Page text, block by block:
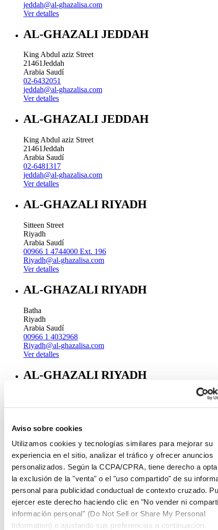
Aviso sobre cookies
Utilizamos cookies y tecnologías similares para mejorar su
experiencia en el sitio, analizar el tráfico y ofrecer anuncios
personalizados. Según la CCPA/CPRA, tiene derecho a
la exclusión de la "venta" o el "uso compartido" de su
personal para publicidad conductual de contexto cruzado.
ejercer este derecho haciendo clic en "No vender ni
información personal" (Do Not Sell or Share My Personal
Information) o ajustando sus preferencias a continuación.
jeddah@al-ghazalisa.com
Ver detalles
AL-GHAZALI JEDDAH
King Abdul aziz Street
21461Jeddah
Arabia Saudí
02-6432051
jeddah@al-ghazalisa.com
Ver detalles
AL-GHAZALI JEDDAH
King Abdul aziz Street
21461Jeddah
Arabia Saudí
02-6481317
jeddah@al-ghazalisa.com
Ver detalles
AL-GHAZALI RIYADH
Sitteen Street
Riyadh
Arabia Saudí
00966 1 4744000 Ext. 196
Riyadh@al-ghazalisa.com
Ver detalles
AL-GHAZALI RIYADH
Batha
Riyadh
Arabia Saudí
00966 1 4032968
Riyadh@al-ghazalisa.com
Ver detalles
AL-GHAZALI RIYADH
Riyadh@al-ghazalisa.com
Ver detalles
AL-GHAZALI RIYADH
Olaya
Riyadh
Arabia Saudí
00966 1 4628858
Riyadh@al-ghazalisa.com
Ver detalles